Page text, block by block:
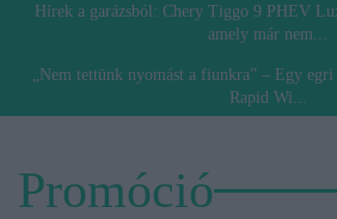
Hírek a garázsból: Chery Tiggo 9 PHEV
amely már nem...
„Nem tettünk nyomást a fiunkra” – Egy
Rapid Wi...
Promóció